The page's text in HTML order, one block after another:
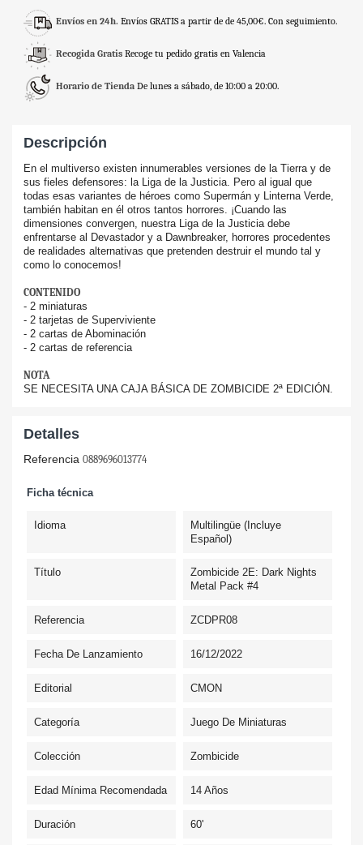
Envíos en 24h. Envíos GRATIS a partir de de 45,00€. Con seguimiento.
Recogida Gratis Recoge tu pedido gratis en Valencia
Horario de Tienda De lunes a sábado, de 10:00 a 20:00.
Descripción
En el multiverso existen innumerables versiones de la Tierra y de
sus fieles defensores: la Liga de la Justicia. Pero al igual que
todas esas variantes de héroes como Supermán y Linterna Verde,
también habitan en él otros tantos horrores. ¡Cuando las
dimensiones convergen, nuestra Liga de la Justicia debe
enfrentarse al Devastador y a Dawnbreaker, horrores procedentes
de realidades alternativas que pretenden destruir el mundo tal y
como lo conocemos!
CONTENIDO
- 2 miniaturas
- 2 tarjetas de Superviviente
- 2 cartas de Abominación
- 2 cartas de referencia
NOTA
SE NECESITA UNA CAJA BÁSICA DE ZOMBICIDE 2ª EDICIÓN.
Detalles
Referencia 0889696013774
Ficha técnica
Idioma
Multilingüe (incluye
Español)
Título
Zombicide 2E: Dark Nights
Metal Pack #4
Referencia ZCDPR08
Fecha De Lanzamiento 16/12/2022
Editorial CMON
Categoría Juego De Miniaturas
Colección Zombicide
Edad Mínima Recomendada 14 Años
Duración 60'